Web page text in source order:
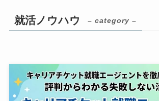
就活ノウハウ – category –